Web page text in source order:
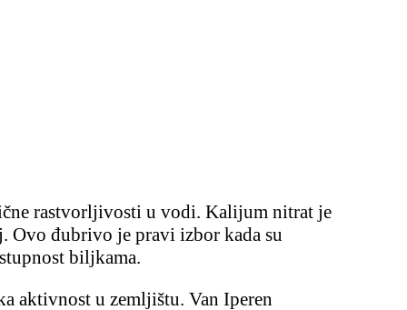
rastvorljivosti u vodi. Kalijum nitrat je
Ovo đubrivo je pravi izbor kada su
biljkama.
aktivnost u zemljištu. Van Iperen